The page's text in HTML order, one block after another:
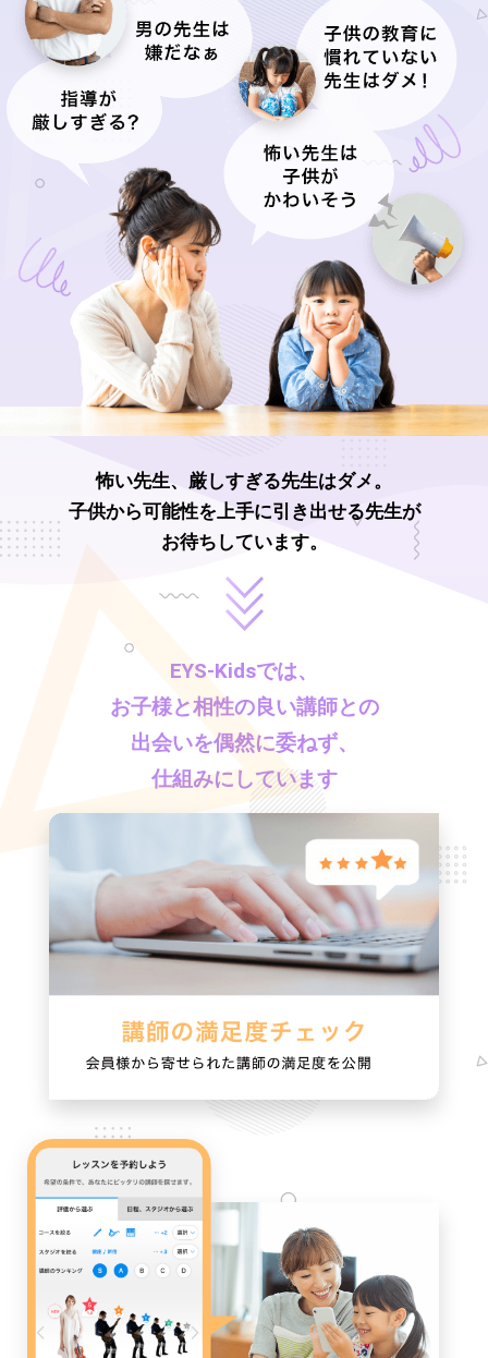
怖い先生、厳しすぎる先生はダメ。
子供から可能性を上手に引き出せる先生が
お待ちしています。
EYS-Kidsでは、
お子様と相性の良い講師との
出会いを偶然に委ねず、
仕組みにしています